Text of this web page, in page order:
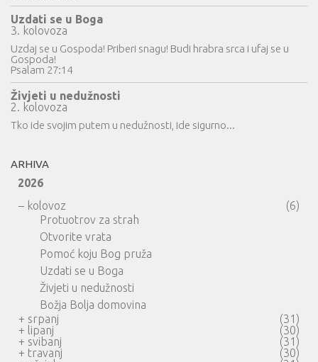
Uzdati se u Boga
3. kolovoza
Uzdaj se u Gospoda! Priberi snagu! Budi hrabra srca i ufaj se u
Gospoda!
Psalam 27:14
Živjeti u nedužnosti
2. kolovoza
Tko ide svojim putem u nedužnosti, ide sigurno...
ARHIVA
2026
– kolovoz
(6)
Protuotrov za strah
Otvorite vrata
Pomoć koju Bog pruža
Uzdati se u Boga
Živjeti u nedužnosti
Božja Bolja domovina
+ srpanj
(31)
+ lipanj
(30)
+ svibanj
(31)
+ travanj
(30)